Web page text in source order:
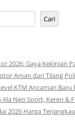
Cari
2026: Gaya Kekinian
Aman dari Tilang
KTM Ancaman Baru
Neo Sport, Keren &
2026 Harga